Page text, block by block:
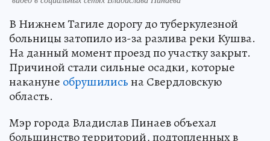
В Нижнем Тагиле дорогу до туберкулезной
больницы затопило из-за разлива реки Кушва.
На данный момент проезд по участку закрыт.
Причиной стали сильные осадки, которые
накануне обрушилисьна Свердловскую
область.
Мэр города Владислав Пинаев объехал
большинство территорий, подтопленных в